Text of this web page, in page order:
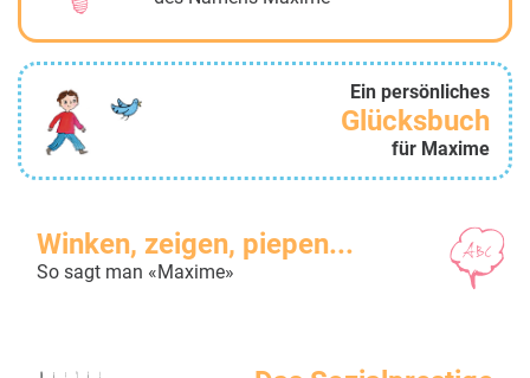
Ein persönliches
Glücksbuch
für Maxime
Winken, zeigen, piepen...
So sagt man «Maxime»